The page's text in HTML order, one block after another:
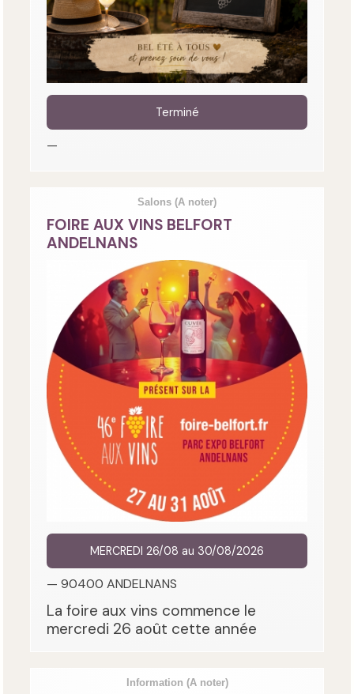
Terminé
—
Salons (A noter)
FOIRE AUX VINS BELFORT
ANDELNANS
MERCREDI 26/08 au 30/08/2026
— 90400 ANDELNANS
La foire aux vins commence le
mercredi 26 août cette année
Information (A noter)